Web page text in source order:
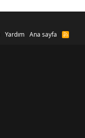
Yardım Ana sayfa
R